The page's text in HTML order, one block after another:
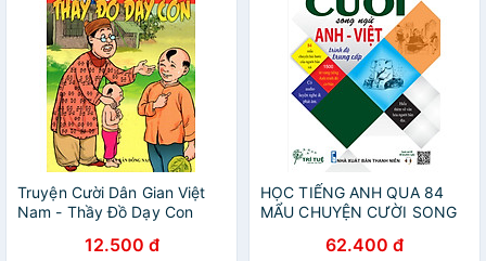
Truyện Cười Dân Gian Việt
Nam - Thầy Đồ Dạy Con
12.500 đ
HỌC TIẾNG ANH QUA 84
MẨU CHUYỆN CƯỜI SONG
trung cấp)62.400 đ